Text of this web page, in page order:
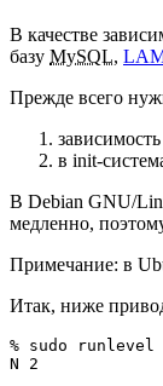
В качестве
базу MySQL,
Прежде всего
в init-
В Debian GNU/
медленно,
Примечание: в
Итак, ниже
% sudo runlevel